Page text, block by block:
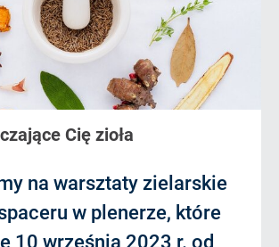
Cię zioła
na warsztaty zielarskie
w plenerze, które
10 września 2023 r. od